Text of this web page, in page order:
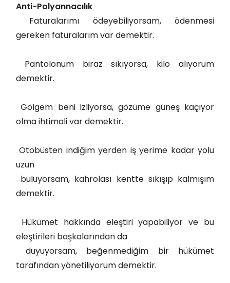
Anti-Polyannacılık
Faturalarımı ödeyebiliyorsam, ödenmesi
gereken faturalarım var demektir.
Pantolonum biraz sıkıyorsa, kilo alıyorum
demektir.
Gölgem beni izliyorsa, gözüme güneş kaçıyor
olma ihtimali var demektir.
Otobüsten indiğim yerden iş yerime kadar yolu
uzun
buluyorsam, kahrolası kentte sıkışıp kalmışım
demektir.
Hükümet hakkında eleştiri yapabiliyor ve bu
eleştirileri başkalarından da
duyuyorsam, beğenmediğim bir hükümet
tarafından yönetiliyorum demektir.